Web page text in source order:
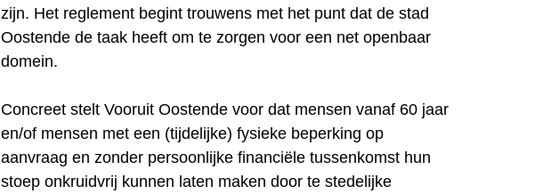
zijn. Het reglement begint trouwens met het punt dat de stad
Oostende de taak heeft om te zorgen voor een net openbaar
domein.
Concreet stelt Vooruit Oostende voor dat mensen vanaf 60 jaar
en/of mensen met een (tijdelijke) fysieke beperking op
aanvraag en zonder persoonlijke financiële tussenkomst hun
stoep onkruidvrij kunnen laten maken door te stedelijke